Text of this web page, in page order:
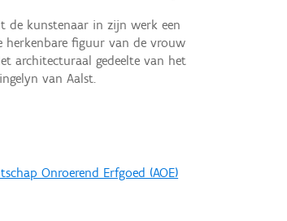
de kunstenaar in zijn werk een
herkenbare figuur van de vrouw
architecturaal gedeelte van het
van Aalst.
Onroerend Erfgoed (AOE)